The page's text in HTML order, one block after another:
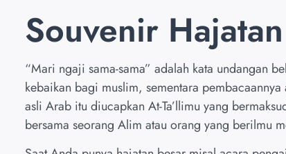
Souvenir
“Mari ngaji sama-sama” adalah kata undangan
kebaikan bagi muslim, sementara
asli Arab itu diucapkan At-Ta’llimu yang
bersama seorang Alim atau orang yang berilmu